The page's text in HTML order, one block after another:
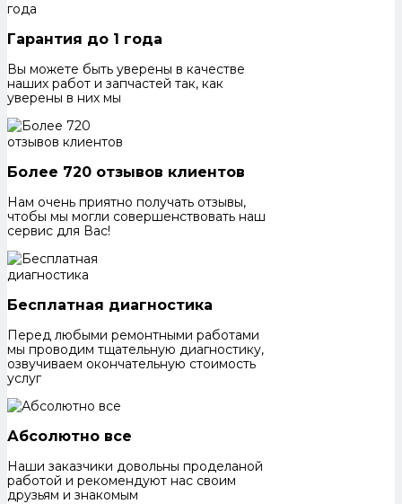
Гарантия до 1 года
Вы можете быть уверены в качестве
наших работ и запчастей так, как
уверены в них мы
Более 720 отзывов клиентов
Нам очень приятно получать отзывы,
чтобы мы могли совершенствовать наш
сервис для Вас!
Бесплатная диагностика
Перед любыми ремонтными работами
мы проводим тщательную диагностику,
озвучиваем окончательную стоимость
услуг
Абсолютно все
Наши заказчики довольны проделаной
работой и рекомендуют нас своим
друзьям и знакомым